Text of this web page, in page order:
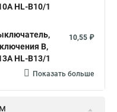
HL-B10/1
B,
HL-B13/1
10,55 ₽
Показать больше